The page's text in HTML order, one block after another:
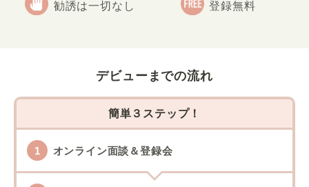
勧誘は一切なし 登録無料
デビューまでの流れ
簡単３ステップ！
オンライン面談＆登録会